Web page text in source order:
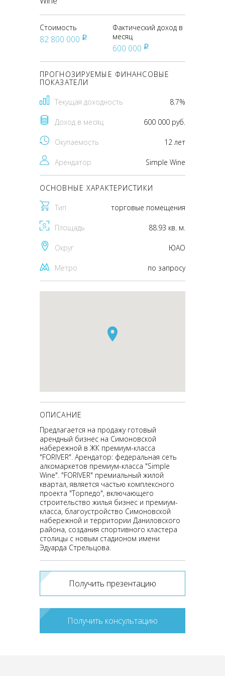
Стоимость
82 800 000 pуб
Фактический доход в
месяц
600 000 pуб
ПРОГНОЗИРУЕМЫЕ ФИНАНСОВЫЕ
ПОКАЗАТЕЛИ
Текущая доходность 8.7%
Доход в месяц 600 000 руб.
Окупаемость 12 лет
Арендатор Simple Wine
ОСНОВНЫЕ ХАРАКТЕРИСТИКИ
Тип торговые помещения
Площадь 88.93 кв. м.
Округ ЮАО
Метро по запросу
ОПИСАНИЕ
Предлагается на продажу готовый
арендный бизнес на Симоновской
набережной в ЖК премиум-класса
"FORIVER". Арендатор: федеральная сеть
алкомаркетов премиум-класса "Simple
Wine". "FORIVER" премиальный жилой
квартал, является частью комплексного
проекта "Торпедо", включающего
строительство жилья бизнес и премиум-
класса, благоустройство Симоновской
набережной и территории Даниловского
района, создания спортивного кластера
столицы с новым стадионом имени
Эдуарда Стрельцова.
Получить презентацию
Получить консультацию